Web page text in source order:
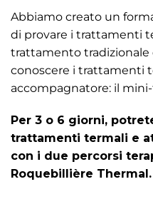
Abbiamo creato un
di provare i trattamenti
trattamento tradizionale
conoscere i trattamenti
accompagnatore: il
Per 3 o 6 giorni,
trattamenti termali e
con i due percorsi
Roquebillière Thermal.